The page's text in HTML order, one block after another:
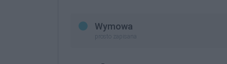
Wymowa
prosto zapisana